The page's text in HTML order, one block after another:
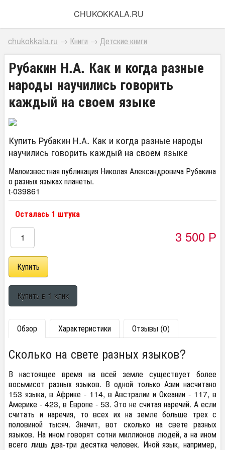
CHUKOKKALA.RU
chukokkala.ru → Книги → Детские книги
Рубакин Н.А. Как и когда разные
народы научились говорить
каждый на своем языке
Купить Рубакин Н.А. Как и когда разные народы
научились говорить каждый на своем языке
Малоизвестная публикация Николая Александровича Рубакина
о разных языках планеты.
t-039861
Осталась 1 штука
3 500 Р
Обзор Характеристики Отзывы (0)
Сколько на свете разных языков?
В настоящее время на всей земле существует более
восьмисот разных языков. В одной только Азии насчитано
153 языка, в Африке - 114, в Австралии и Океании - 117, в
Америке - 423, в Европе - 53. Это не считая наречий. А если
считать и наречия, то всех их на земле больше трех с
половиной тысяч. Значит, вот сколько на свете разных
языков. На ином говорят сотни миллионов людей, а на ином
всего лишь два-три десятка человек. Иной язык, например,